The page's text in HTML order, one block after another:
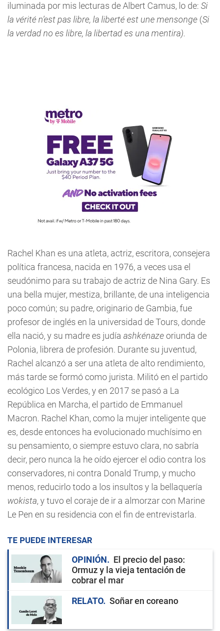
iluminada por mis lecturas de Albert Camus, lo de: Si
la vérité n’est pas libre, la liberté est une mensonge (Si
la verdad no es libre, la libertad es una mentira).
Rachel Khan es una atleta, actriz, escritora, consejera
política francesa, nacida en 1976, a veces usa el
seudónimo para su trabajo de actriz de Nina Gary. Es
una bella mujer, mestiza, brillante, de una inteligencia
poco común; su padre, originario de Gambia, fue
profesor de inglés en la universidad de Tours, donde
ella nació, y su madre es judía ashkénazeoriunda de
Polonia, librera de profesión. Durante su juventud,
Rachel alcanzó a ser una atleta de alto rendimiento,
más tarde se formó como jurista. Militó en el partido
ecológico Los Verdes, y en 2017 se pasó a La
República en Marcha, el partido de Emmanuel
Macron. Rachel Khan, como la mujer inteligente que
es, desde entonces ha evolucionado muchísimo en
su pensamiento, o siempre estuvo clara, no sabría
decir, pero nunca la he oído ejercer el odio contra los
conservadores, ni contra Donald Trump, y mucho
menos, reducirlo todo a los insultos y la bellaquería
wokista, y tuvo el coraje de ir a almorzar con Marine
Le Pen en su residencia con el fin de entrevistarla.
TE PUEDE INTERESAR
OPINIÓN
El precio del paso:
Ormuz y la vieja tentación de
cobrar el mar
RELATO
Soñar en coreano